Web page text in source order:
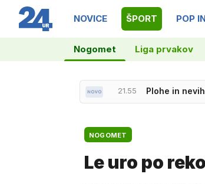
NOVICE ŠPORT POP
Nogomet Liga prvakov
22.27 Slovenska
NOGOMET
Le uro po